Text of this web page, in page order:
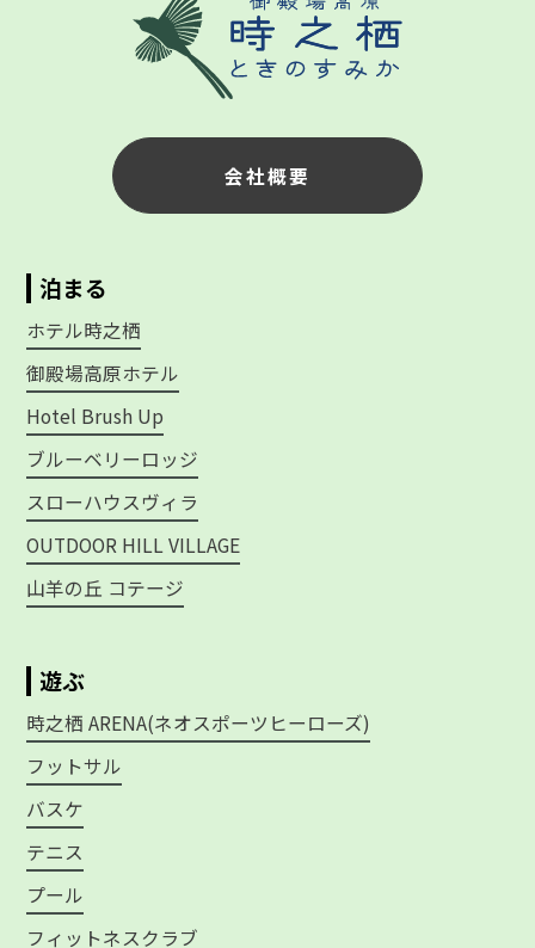
会社概要
泊まる
ホテル時之栖
御殿場高原ホテル
Hotel Brush Up
ブルーベリーロッジ
スローハウスヴィラ
OUTDOOR HILL VILLAGE
山羊の丘 コテージ
遊ぶ
時之栖 ARENA(ネオスポーツヒーローズ)
フットサル
バスケ
テニス
プール
フィットネスクラブ